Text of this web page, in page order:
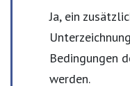
Ja, ein
Bedingungen
werden.